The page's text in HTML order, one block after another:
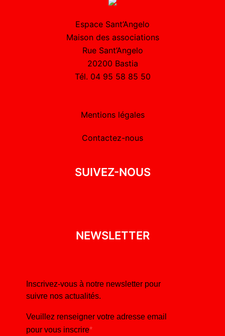
Espace Sant’Angelo
Maison des associations
Rue Sant’Angelo
20200 Bastia
Tél. 04 95 58 85 50
Mentions légales
Contactez-nous
SUIVEZ-NOUS
NEWSLETTER
Inscrivez-vous à notre newsletter pour
suivre nos actualités.
Veuillez renseigner votre adresse email
pour vous inscrire